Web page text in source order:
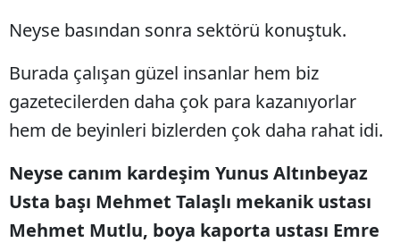
Neyse basından sonra sektörü konuştuk.
Burada çalışan güzel insanlar hem biz
gazetecilerden daha çok para kazanıyorlar
hem de beyinleri bizlerden çok daha rahat idi.
Neyse canım kardeşim Yunus Altınbeyaz
Usta başı Mehmet Talaşlı mekanik ustası
Mehmet Mutlu, boya kaporta ustası Emre